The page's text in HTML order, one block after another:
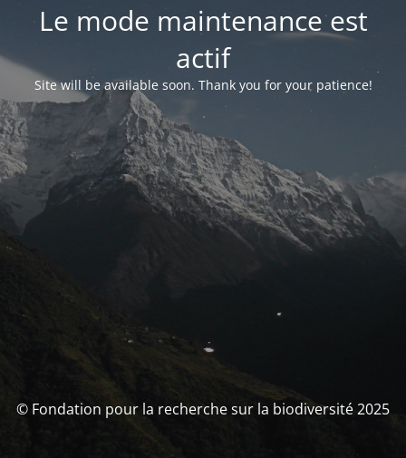
Le mode maintenance est
actif
Site will be available soon. Thank you for your patience!
© Fondation pour la recherche sur la biodiversité 2025